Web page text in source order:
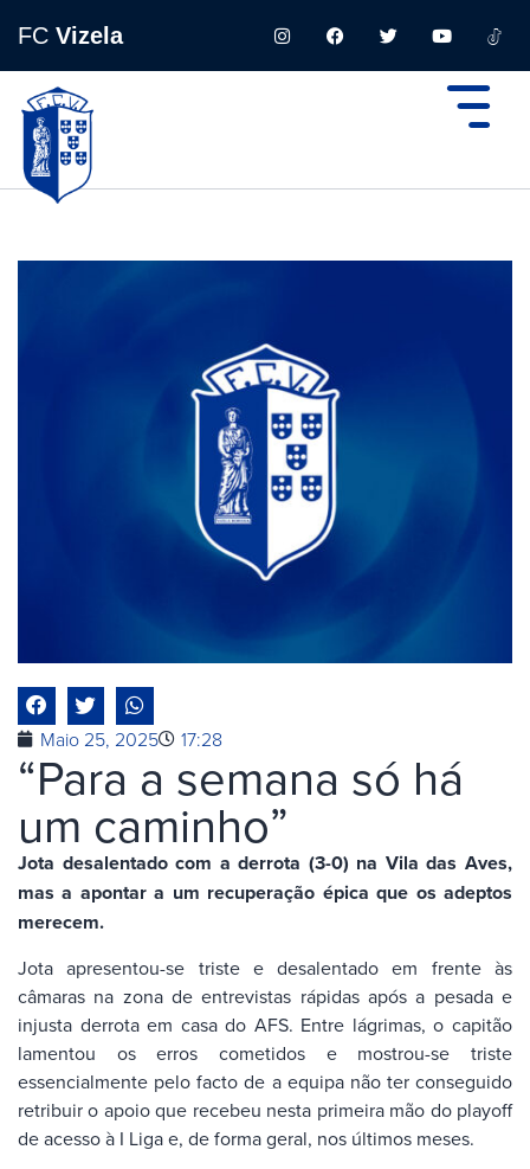
FC Vizela
Maio 25, 2025 17:28
“Para a semana só há
um caminho”
Jota desalentado com a derrota (3-0) na Vila das Aves,
mas a apontar a um recuperação épica que os adeptos
merecem.
Jota apresentou-se triste e desalentado em frente às
câmaras na zona de entrevistas rápidas após a pesada e
injusta derrota em casa do AFS. Entre lágrimas, o capitão
lamentou os erros cometidos e mostrou-se triste
essencialmente pelo facto de a equipa não ter conseguido
retribuir o apoio que recebeu nesta primeira mão do playoff
de acesso à I Liga e, de forma geral, nos últimos meses.